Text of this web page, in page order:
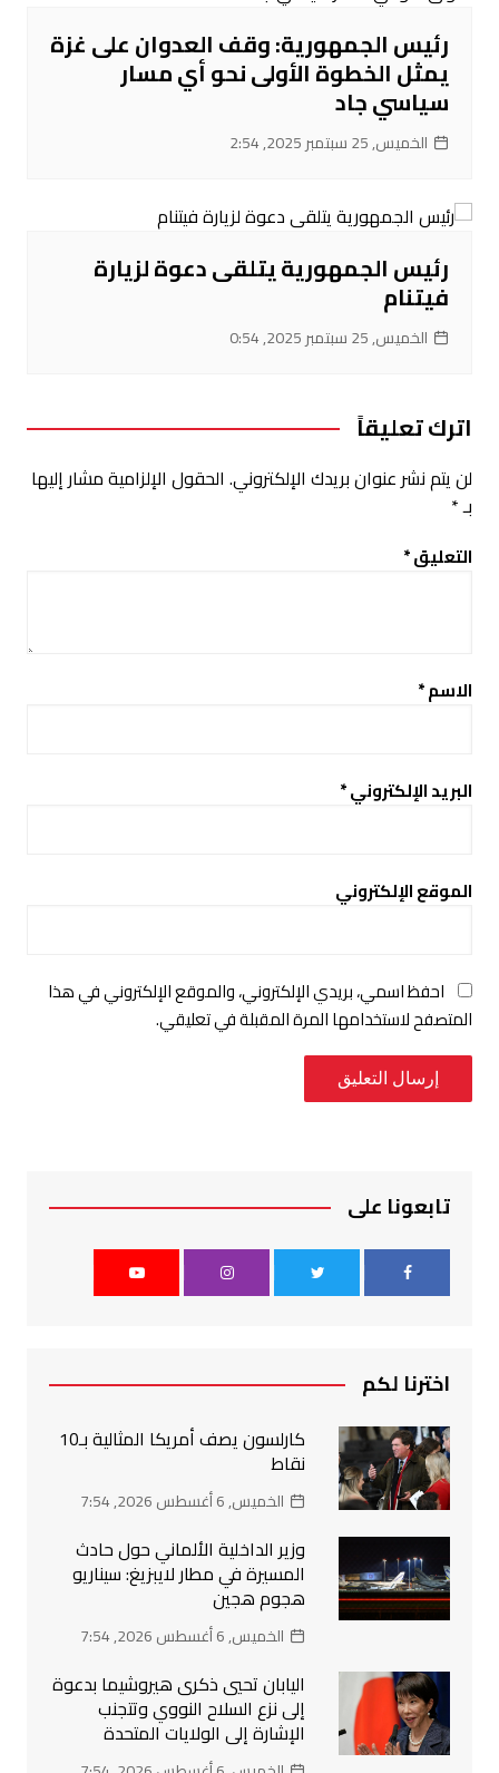
رئيس الجمهورية: وقف العدوان على غزة
يمثل الخطوة الأولى نحو أي مسار
سياسي جاد
الخميس, 25 سبتمبر 2025, 2:54
رئيس الجمهورية يتلقى دعوة لزيارة
فيتنام
الخميس, 25 سبتمبر 2025, 0:54
اترك تعليقاً
لن يتم نشر عنوان بريدك الإلكتروني. الحقول الإلزامية مشار إليها
بـ*
التعليق*
الاسم*
البريد الإلكتروني*
الموقع الإلكتروني
احفظ اسمي، بريدي الإلكتروني، والموقع الإلكتروني في هذا
المتصفح لاستخدامها المرة المقبلة في تعليقي.
تابعونا على
اخترنا لكم
كارلسون يصف أمريكا المثالية بـ10
نقاط
الخميس, 6 أغسطس 2026, 7:54
وزير الداخلية الألماني حول حادث
المسيرة في مطار لايبزيغ: سيناريو
هجوم هجين
الخميس, 6 أغسطس 2026, 7:54
اليابان تحيي ذكرى هيروشيما بدعوة
إلى نزع السلاح النووي وتتجنب
الإشارة إلى الولايات المتحدة